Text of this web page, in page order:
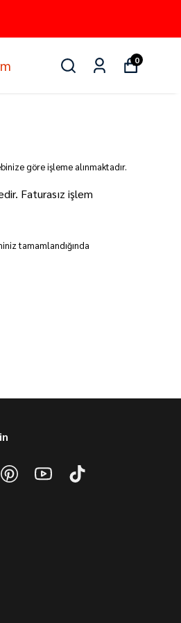
0
göre işleme alınmaktadır.
Faturasız işlem
tamamlandığında